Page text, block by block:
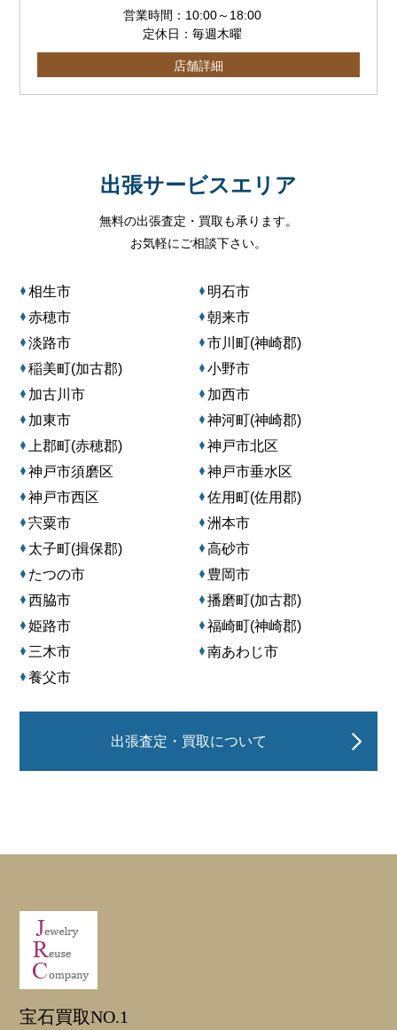
営業時間： 10:00～ 18:00
定休日：毎週木曜
店舗詳細
出張サービスエリア
無料の出張査定・買取も承ります。
お気軽にご相談下さい。
相生市
明石市
赤穂市
朝来市
淡路市
市川町(神崎郡)
稲美町(加古郡)
小野市
加古川市
加西市
加東市
神河町(神崎郡)
上郡町(赤穂郡)
神戸市北区
神戸市須磨区
神戸市垂水区
神戸市西区
佐用町(佐用郡)
宍粟市
洲本市
太子町(揖保郡)
高砂市
たつの市
豊岡市
西脇市
播磨町(加古郡)
姫路市
福崎町(神崎郡)
三木市
南あわじ市
養父市
出張査定・買取について
宝石買取NO.1